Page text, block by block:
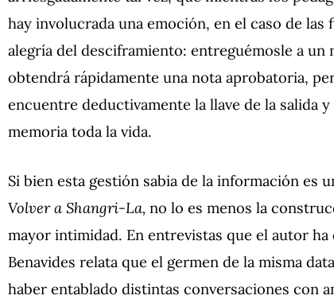
hay involucrada una emoción, en el caso de
alegría del desciframiento: entreguémosle a
obtendrá rápidamente una nota aprobatoria,
encuentre deductivamente la llave de la salida
memoria toda la vida.
Si bien esta gestión sabia de la información es
Volver a Shangri-La, no lo es menos la
mayor intimidad. En entrevistas que el autor
Benavides relata que el germen de la misma
haber entablado distintas conversaciones con